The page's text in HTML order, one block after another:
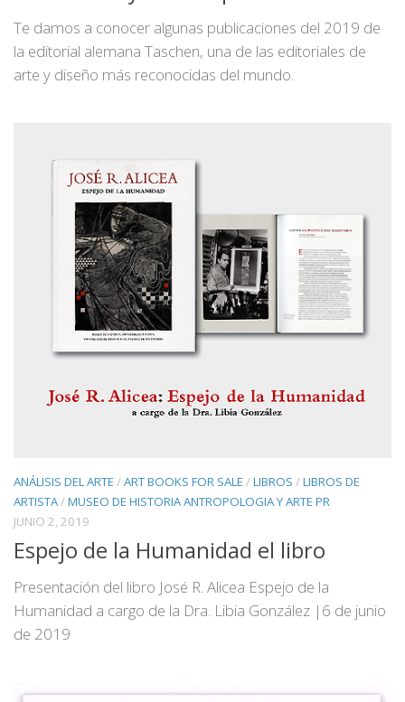
Te damos a conocer algunas publicaciones del 2019 de
la editorial alemana Taschen, una de las editoriales de
arte y diseño más reconocidas del mundo.
ANÁLISIS DEL ARTE /ART BOOKS FOR SALE /LIBROS /LIBROS DE
ARTISTA/MUSEO DE HISTORIA ANTROPOLOGIA Y ARTE PR
JUNIO 2, 2019
Espejo de la Humanidad el libro
Presentación del libro José R. Alicea Espejo de la
Humanidad a cargo de la Dra. Libia González |6 de junio
de 2019